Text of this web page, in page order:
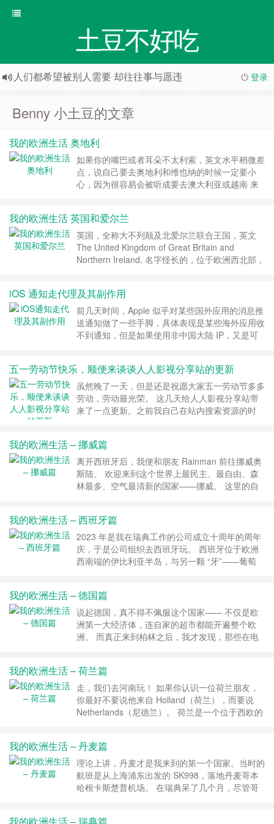
土豆不好吃
登录
人们都希望被别人需要 却往往事与愿违
Benny 小土豆的文章
我的欧洲生活 奥地利
如果你的嘴巴或者耳朵不太利索，英文水平稍微差
点，说自己要去奥地利和维也纳的时候一定要小
心，因为很容易会被听成要去澳大利亚或越南 来
个雇佣军的头子的那个瓦格纳吗？啊现在时间是
2024 年，我在奥地利共和国，不是 1914 年的奥
匈帝国啊😂 后来看了下下面的字，才发现，哦，
原来是……继续阅读 »
我的欧洲生活 英国和爱尔兰
英国，全称大不列颠及北爱尔兰联合王国，英文
The United Kingdom of Great Britain and
Northern Ireland, 名字怪长的，位于欧洲西北部，
本上，当时都管英国叫做 England 英格兰，当时
书里还介绍了白金汉宫、伦敦桥……继续阅读 »
iOS 通知走代理及其副作用
前几天时间，Apple 似乎对某些国外应用的消息推
送通知做了一些手脚，具体表现是某些海外应用收
不到通知，但是如果使用非中国大陆 IP，又是可
块），并且要确保隧道 - 包括所有网络 - 代理
APNs 是开启的。想知道详细配置办法的可以看这
里 https://www.nodeseek.com/……继续阅读 »
五一劳动节快乐，顺便来谈谈人人影视分享站的更新
虽然晚了一天，但是还是祝愿大家五一劳动节多多
劳动，劳动最光荣。 这几天给人人影视分享站带
来了一点更新。之前我自己在站内搜索资源的时
能访问，比较麻烦费事；第二个是有些链接已经失
效了，但是只有访问了之后才发现。 这次更新就
解决了一下两个问题，原来是这样的 现在……
继续阅读 »
我的欧洲生活 – 挪威篇
离开西班牙后，我便和朋友 Rainman 前往挪威奥
斯陆。 欢迎来到这个世界上最民主、最自由、森
林最多、空气最清新的国家——挪威。 这里的自
洲国家，哪怕是欧洲第一经济体德国，上厕所也只
需要 1 欧元；而挪威，需要 20 NOK，大概 2 欧
元；再换一种说法，挪威遍地都是百万富翁；
再……继续阅读 »
我的欧洲生活 – 西班牙篇
2023 年是我在瑞典工作的公司成立十周年的周年
庆，于是公司组织去西班牙玩。 西班牙位于欧洲
西南端的伊比利亚半岛，与另一颗 “牙”——葡萄
土。 作为一个君主立宪制国家，西班牙的首都兼
最大城市是马德里。按照我以往出行的习惯，我通
常都会选择去一个陌生国家的首都探索一番。但这
次例外……继续阅读 »
我的欧洲生活 – 德国篇
说起德国，真不得不佩服这个国家—— 不仅是欧
洲第一大经济体，连自家的超市都能开遍整个欧
洲。 而真正来到柏林之后，我才发现，那些在电
撼，是屏幕前永远体会不到的。 德国是一个拥有
许多冷战遗迹的国家。 二战结束后，作为战败国
的德国被迫接受《波茨坦协定》的内容。苏联、英
国、法国和……继续阅读 »
我的欧洲生活 – 荷兰篇
走，我们去河南玩！ 如果你认识一位荷兰朋友，
你最好不要说他来自 Holland（荷兰），而要说
Netherlands（尼德兰）。 荷兰是一个位于西欧的
示： 这就像你用英格兰泛指英国一样，是以偏概
全的说法。所以还是用尼德兰更好，当然除非你在
明确指明荷兰省，那么没问题。 ……继续阅读 »
我的欧洲生活 – 丹麦篇
理论上讲，丹麦才是我来到的第一个国家。当时的
航班是从上海浦东出发的 SK998，落地丹麦哥本
哈根卡斯楚普机场。 在瑞典呆了几个月，尽管哥